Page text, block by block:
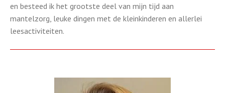
en besteed ik het grootste deel van mijn tijd aan
mantelzorg, leuke dingen met de kleinkinderen en allerlei
leesactiviteiten.